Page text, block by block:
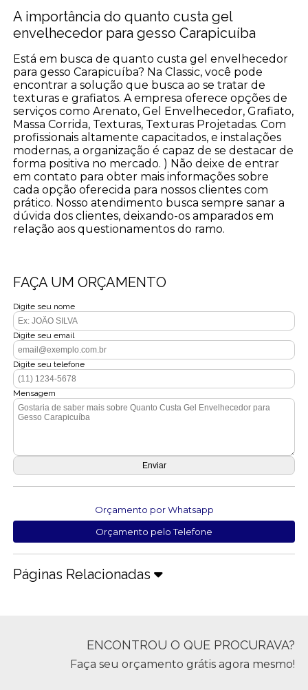
A importância do quanto custa gel
envelhecedor para gesso Carapicuíba
Está em busca de quanto custa gel envelhecedor
para gesso Carapicuíba? Na Classic, você pode
encontrar a solução que busca ao se tratar de
texturas e grafiatos. A empresa oferece opções de
serviços como Arenato, Gel Envelhecedor, Grafiato,
Massa Corrida, Texturas, Texturas Projetadas. Com
profissionais altamente capacitados, e instalações
modernas, a organização é capaz de se destacar de
forma positiva no mercado. ) Não deixe de entrar
em contato para obter mais informações sobre
cada opção oferecida para nossos clientes com
prático. Nosso atendimento busca sempre sanar a
dúvida dos clientes, deixando-os amparados em
relação aos questionamentos do ramo.
FAÇA UM ORÇAMENTO
Digite seu nome
Digite seu email
Digite seu telefone
Mensagem
Orçamento por Whatsapp
Orçamento pelo Telefone
Páginas Relacionadas
ENCONTROU O QUE PROCURAVA?
Faça seu orçamento grátis agora mesmo!